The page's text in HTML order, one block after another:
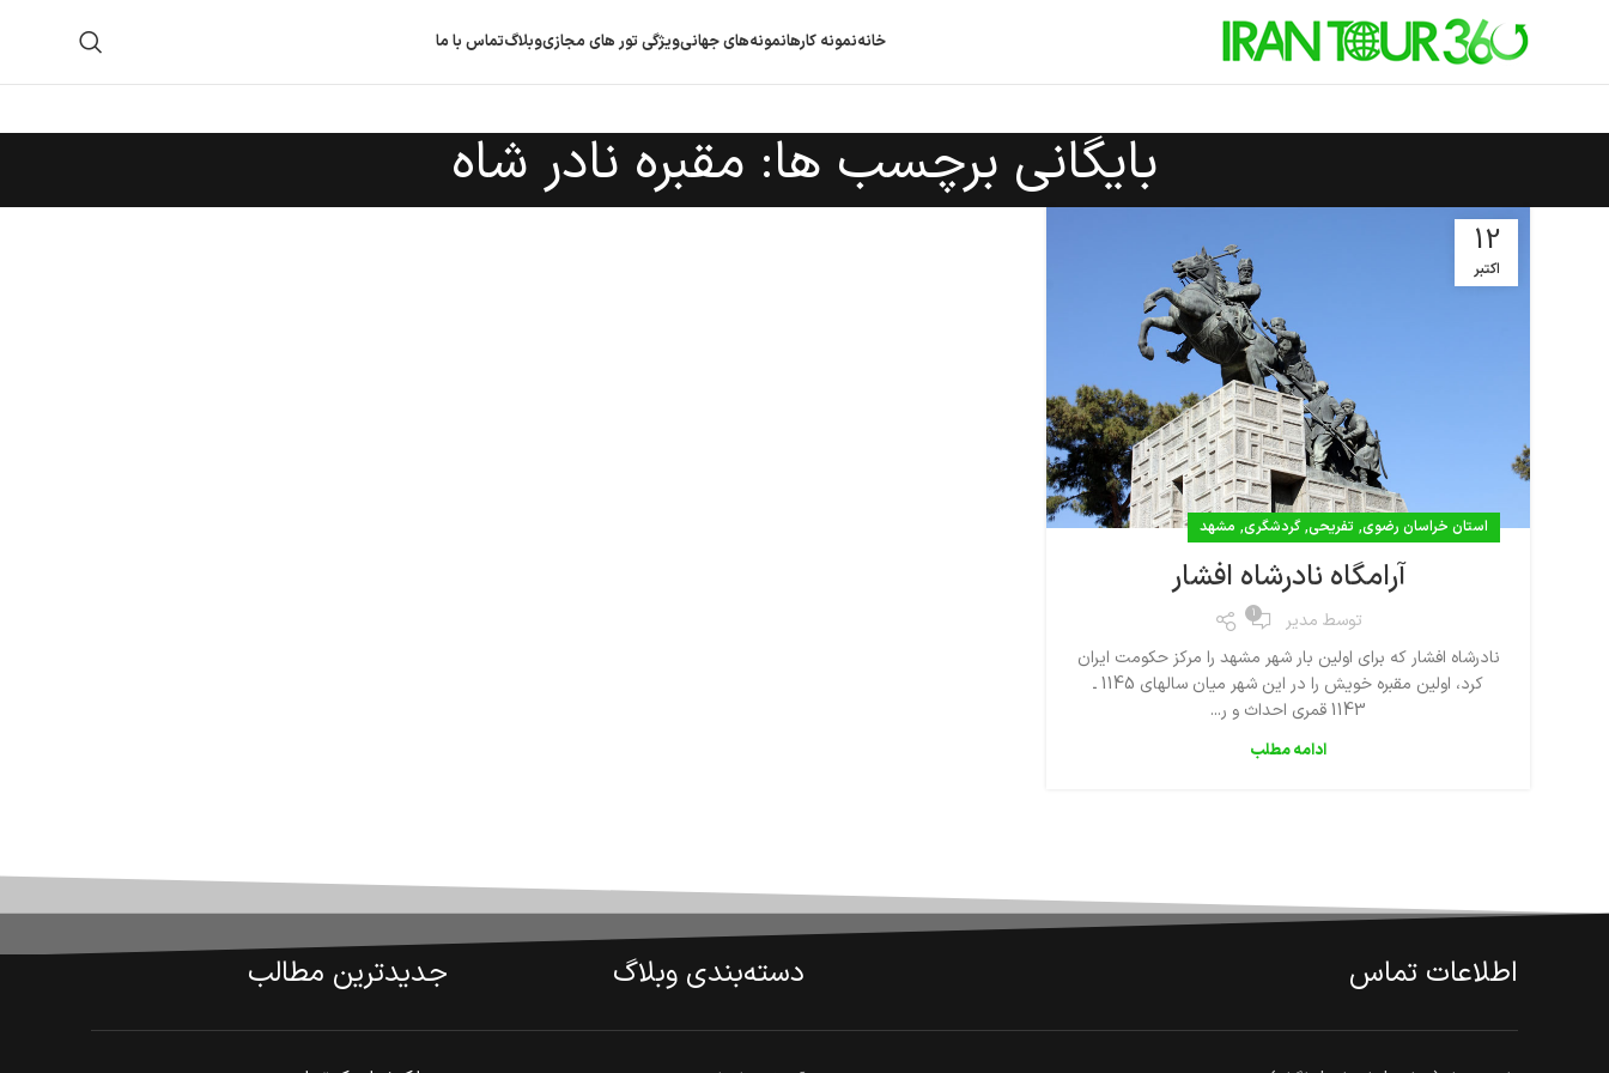
خانهنمونه کارهانمونه‌های جهانیویژگی‌ تور های مجازیوبلاگتماس با ما
بایگانی برچسب ها: مقبره نادر شاه
12
اکتبر
استان خراسان رضوی, تفریحی,گردشگری, مشهد
آرامگاه نادرشاه افشار
توسط مدیر 1
نادرشاه افشار كه براى اولين بار شهر مشهد را مركز حكومت ايران
كرد، اولين مقبره خويش را در اين شهر ميان سالهاى 1145 ـ
1143 قمرى احداث و ر...
ادامه مطلب
اطلاعات تماس دسته‌بندی وبلاگ جدیدترین مطالب